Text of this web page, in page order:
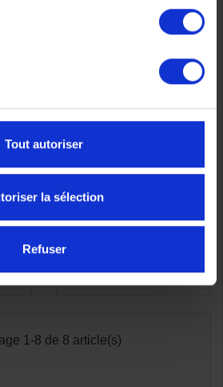
Tout autoriser
la sélection
Refuser
33,00 €
1-8 de 8 article(s)